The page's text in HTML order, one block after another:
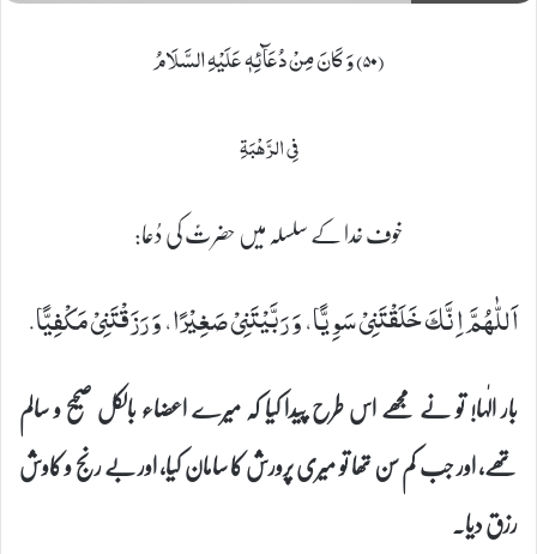
(۵۰) وَ كَانَ مِنْ دُعَآئِهٖ عَلَیْهِ السَّلَامُ
فِی الرَّهْبَةِ
خوف خدا کے سلسلہ میں حضرتؑ کی دُعا:
اَللّٰهُمَّ اِنَّكَ خَلَقْتَنِیْ سَوِیًّا، وَ رَبَّیْتَنِیْ صَغِیْرًا، وَ رَزَقْتَنِیْ مَكْفِیًّا.
بار الٰہا! تو نے مجھے اس طرح پیدا کیا کہ میرے اعضاء بالکل صحیح و سالم
تھے، اور جب کم سن تھا تو میری پرورش کا سامان کیا، اور بے رنج و کاوش
رزق دیا۔